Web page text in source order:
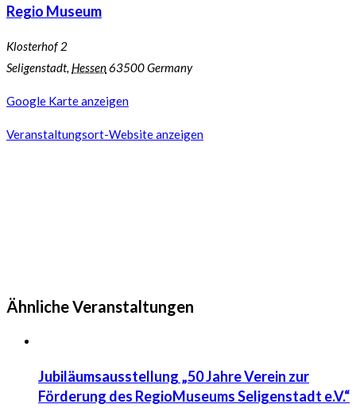
Regio Museum
Klosterhof 2
Seligenstadt, Hessen63500Germany
Google Karte anzeigen
Veranstaltungsort-Website anzeigen
Ähnliche Veranstaltungen
Jubiläumsausstellung „50 Jahre Verein zur
Förderung des RegioMuseums Seligenstadt e.V.“